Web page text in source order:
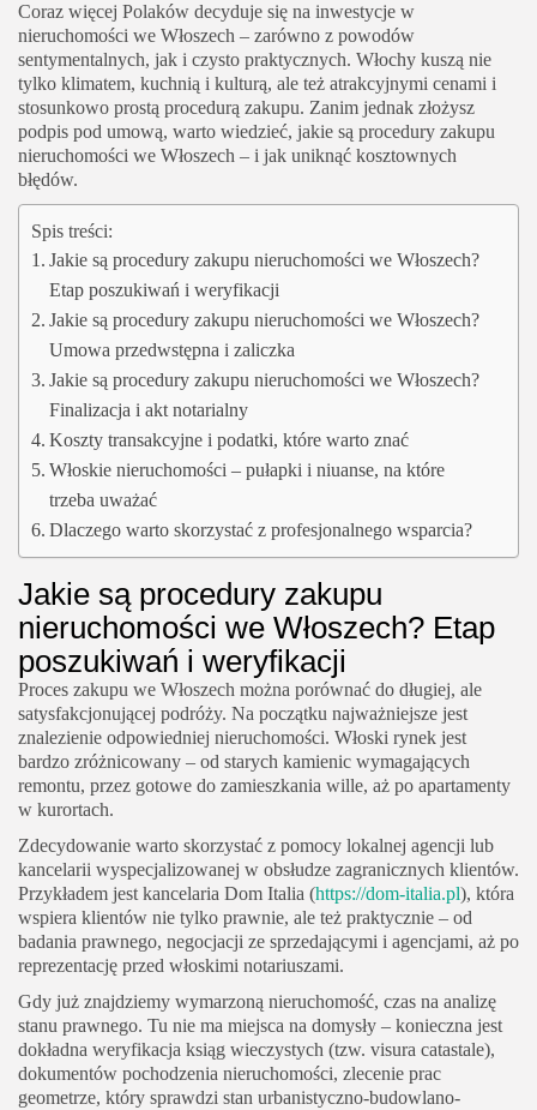
Coraz więcej Polaków decyduje się na inwestycje w
nieruchomości we Włoszech – zarówno z powodów
sentymentalnych, jak i czysto praktycznych. Włochy kuszą nie
tylko klimatem, kuchnią i kulturą, ale też atrakcyjnymi cenami i
stosunkowo prostą procedurą zakupu. Zanim jednak złożysz
podpis pod umową, warto wiedzieć, jakie są procedury zakupu
nieruchomości we Włoszech – i jak uniknąć kosztownych
błędów.
Spis treści:
Jakie są procedury zakupu nieruchomości we Włoszech?
Etap poszukiwań i weryfikacji
Jakie są procedury zakupu nieruchomości we Włoszech?
Umowa przedwstępna i zaliczka
Jakie są procedury zakupu nieruchomości we Włoszech?
Finalizacja i akt notarialny
Koszty transakcyjne i podatki, które warto znać
Włoskie nieruchomości – pułapki i niuanse, na które
trzeba uważać
Dlaczego warto skorzystać z profesjonalnego wsparcia?
Jakie są procedury zakupu
nieruchomości we Włoszech? Etap
poszukiwań i weryfikacji
Proces zakupu we Włoszech można porównać do długiej, ale
satysfakcjonującej podróży. Na początku najważniejsze jest
znalezienie odpowiedniej nieruchomości. Włoski rynek jest
bardzo zróżnicowany – od starych kamienic wymagających
remontu, przez gotowe do zamieszkania wille, aż po apartamenty
w kurortach.
Zdecydowanie warto skorzystać z pomocy lokalnej agencji lub
kancelarii wyspecjalizowanej w obsłudze zagranicznych klientów.
Przykładem jest kancelaria Dom Italia (https://dom-italia.pl), która
wspiera klientów nie tylko prawnie, ale też praktycznie – od
badania prawnego, negocjacji ze sprzedającymi i agencjami, aż po
reprezentację przed włoskimi notariuszami.
Gdy już znajdziemy wymarzoną nieruchomość, czas na analizę
stanu prawnego. Tu nie ma miejsca na domysły – konieczna jest
dokładna weryfikacja ksiąg wieczystych (tzw. visura catastale),
dokumentów pochodzenia nieruchomości, zlecenie prac
geometrze, który sprawdzi stan urbanistyczno-budowlano-